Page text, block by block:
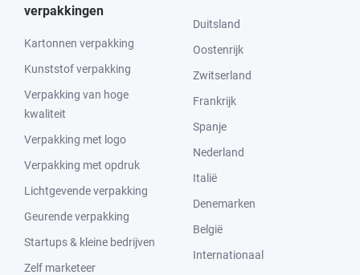
verpakkingen
Kartonnen verpakking
Kunststof verpakking
Verpakking van hoge
kwaliteit
Verpakking met logo
Verpakking met opdruk
Lichtgevende verpakking
Geurende verpakking
Startups & kleine bedrijven
Zelf marketeer
Duitsland
Oostenrijk
Zwitserland
Frankrijk
Spanje
Nederland
Italië
Denemarken
België
Internationaal